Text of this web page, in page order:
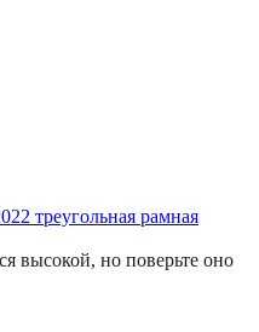
треугольная рамная
высокой, но поверьте оно